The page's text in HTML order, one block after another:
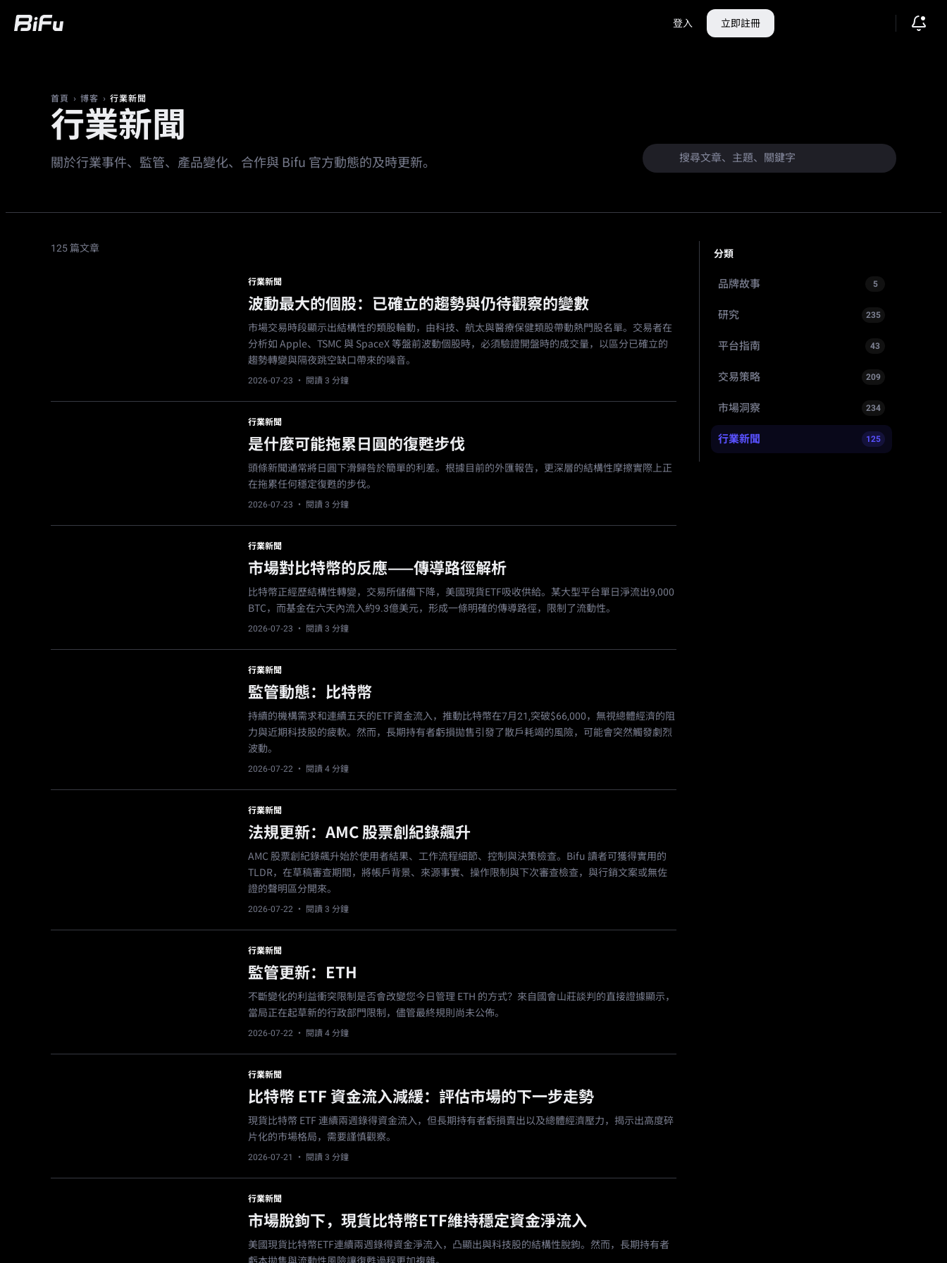
登入 立即註冊
首頁 › 博客 › 行業新聞
行業新聞
關於行業事件、監管、產品變化、合作與 Bifu 官方動態的及時更新。
125 篇文章
行業新聞
波動最大的個股：已確立的趨勢與仍待觀察的變數
市場交易時段顯示出結構性的類股輪動，由科技、航太與醫療保健類股帶動熱門股名單。交易者在
分析如 Apple、TSMC 與 SpaceX 等盤前波動個股時，必須驗證開盤時的成交量，以區分已確立的
趨勢轉變與隔夜跳空缺口帶來的噪音。
2026-07-23 · 閱讀 3 分鐘
行業新聞
是什麼可能拖累日圓的復甦步伐
頭條新聞通常將日圓下滑歸咎於簡單的利差。根據目前的外匯報告，更深層的結構性摩擦實際上正
在拖累任何穩定復甦的步伐。
2026-07-23 · 閱讀 3 分鐘
行業新聞
市場對比特幣的反應——傳導路徑解析
比特幣正經歷結構性轉變，交易所儲備下降，美國現貨ETF吸收供給。某大型平台單日淨流出9,000
BTC，而基金在六天內流入約9.3億美元，形成一條明確的傳導路徑，限制了流動性。
2026-07-23 · 閱讀 3 分鐘
行業新聞
監管動態：比特幣
持續的機構需求和連續五天的ETF資金流入，推動比特幣在7月21,突破$66,000，無視總體經濟的阻
力與近期科技股的疲軟。然而，長期持有者虧損拋售引發了散戶耗竭的風險，可能會突然觸發劇烈
波動。
2026-07-22 · 閱讀 4 分鐘
行業新聞
法規更新：AMC 股票創紀錄飆升
AMC 股票創紀錄飆升始於使用者結果、工作流程細節、控制與決策檢查。Bifu 讀者可獲得實用的
TLDR，在草稿審查期間，將帳戶背景、來源事實、操作限制與下次審查檢查，與行銷文案或無佐
證的聲明區分開來。
2026-07-22 · 閱讀 3 分鐘
行業新聞
監管更新：ETH
不斷變化的利益衝突限制是否會改變您今日管理 ETH 的方式？來自國會山莊談判的直接證據顯示，
當局正在起草新的行政部門限制，儘管最終規則尚未公佈。
2026-07-22 · 閱讀 4 分鐘
行業新聞
比特幣 ETF 資金流入減緩：評估市場的下一步走勢
現貨比特幣 ETF 連續兩週錄得資金流入，但長期持有者虧損賣出以及總體經濟壓力，揭示出高度碎
片化的市場格局，需要謹慎觀察。
2026-07-21 · 閱讀 3 分鐘
行業新聞
市場脫鉤下，現貨比特幣ETF維持穩定資金淨流入
美國現貨比特幣ETF連續兩週錄得資金淨流入，凸顯出與科技股的結構性脫鉤。然而，長期持有者
分類
品牌故事 5
研究 235
平台指南 43
交易策略 209
市場洞察 234
行業新聞 125